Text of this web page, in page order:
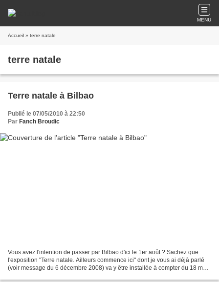
MENU
Accueil » terre natale
terre natale
Terre natale à Bilbao
Publié le 07/05/2010 à 22:50
Par Fanch Broudic
Vous avez l'intention de passer par Bilbao d'ici le 1er août ? Sachez que
l'exposition "Terre natale. Ailleurs commence ici" dont je vous ai déjà parlé
(voir message du 6 décembre 2008) va y être installée à compter du 18 mai.